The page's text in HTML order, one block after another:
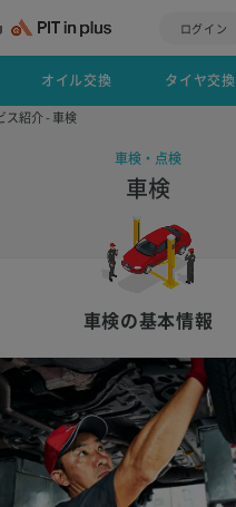
ログイン
オイル交換 タイヤ交換
ス紹介 - 車検
車検・点検
車検
車検の基本情報